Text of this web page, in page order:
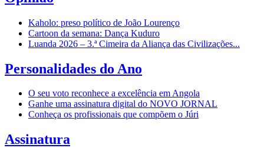
Kaholo: preso político de João Lourenço
Cartoon da semana: Dança Kuduro
Luanda 2026 – 3.ª Cimeira da Aliança das Civilizações...
Personalidades do Ano
O seu voto reconhece a excelência em Angola
Ganhe uma assinatura digital do NOVO JORNAL
Conheça os profissionais que compõem o Júri
Assinatura